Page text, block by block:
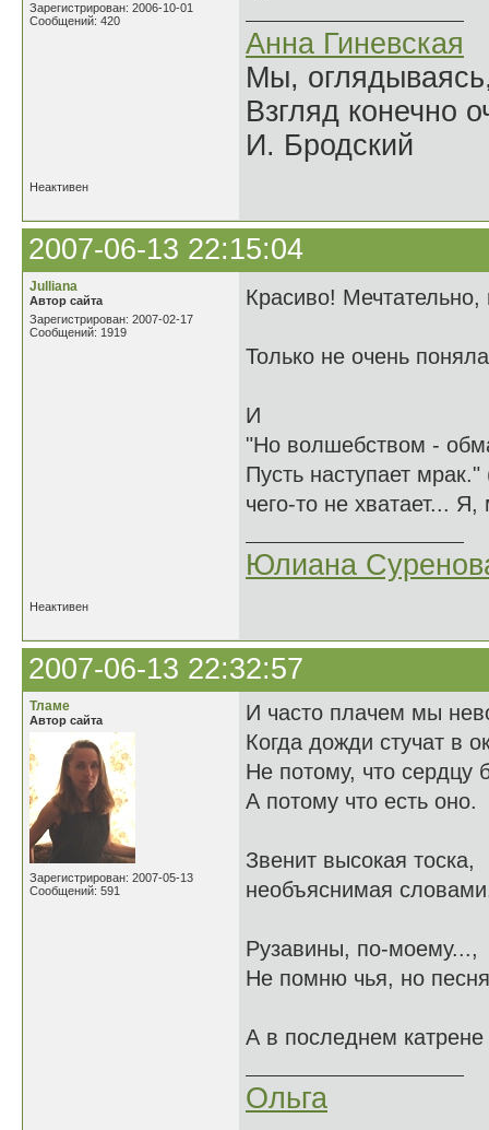
Зарегистрирован: 2006-10-01
Сообщений: 420
Анна Гиневская
Мы,
Взгляд конечно
И. Бродский
Неактивен
2007-06-13 22:15:04
Julliana
Автор сайта
Зарегистрирован: 2007-02-17
Сообщений: 1919
Красиво!
Только не очень
И
"Но волшебством -
Пусть наступает
чего-то не хватает...
Юлиана
Неактивен
2007-06-13 22:32:57
Тламе
Автор сайта
Зарегистрирован: 2007-05-13
Сообщений: 591
И часто плачем мы
Когда дожди стучат в
Не потому, что сердцу
А потому что есть оно.
Звенит высокая тоска,
необъяснимая
Рузавины, по-моему...,
Не помню чья, но
А в последнем
Ольга